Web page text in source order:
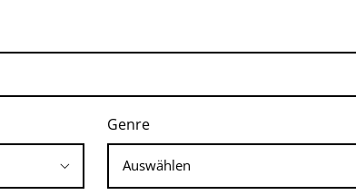
Genre